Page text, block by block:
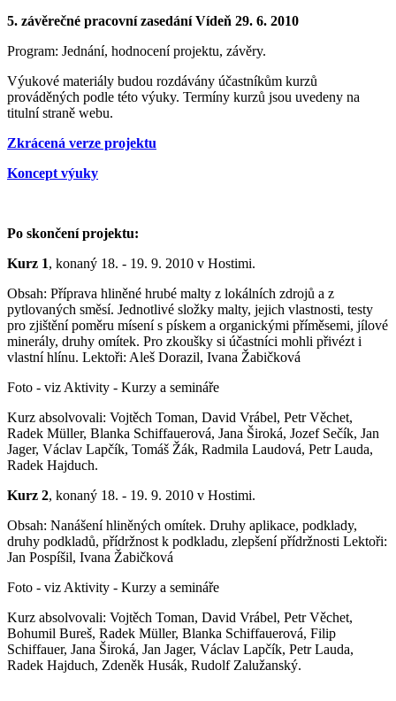
5. závěrečné pracovní zasedání Vídeň 29. 6. 2010
Program: Jednání, hodnocení projektu, závěry.
Výukové materiály budou rozdávány účastníkům kurzů
prováděných podle této výuky. Termíny kurzů jsou uvedeny na
titulní straně webu.
Zkrácená verze projektu
Koncept výuky
Po skončení projektu:
Kurz 1, konaný 18. - 19. 9. 2010 v Hostimi.
Obsah: Příprava hliněné hrubé malty z lokálních zdrojů a z
pytlovaných směsí. Jednotlivé složky malty, jejich vlastnosti, testy
pro zjištění poměru mísení s pískem a organickými příměsemi, jílové
minerály, druhy omítek. Pro zkoušky si účastníci mohli přivézt i
vlastní hlínu. Lektoři: Aleš Dorazil, Ivana Žabičková
Foto - viz Aktivity - Kurzy a semináře
Kurz absolvovali: Vojtěch Toman, David Vrábel, Petr Věchet,
Radek Müller, Blanka Schiffauerová, Jana Široká, Jozef Sečík, Jan
Jager, Václav Lapčík, Tomáš Žák, Radmila Laudová, Petr Lauda,
Radek Hajduch.
Kurz 2, konaný 18. - 19. 9. 2010 v Hostimi.
Obsah: Nanášení hliněných omítek. Druhy aplikace, podklady,
druhy podkladů, přídržnost k podkladu, zlepšení přídržnosti Lektoři:
Jan Pospíšil, Ivana Žabičková
Foto - viz Aktivity - Kurzy a semináře
Kurz absolvovali: Vojtěch Toman, David Vrábel, Petr Věchet,
Bohumil Bureš, Radek Müller, Blanka Schiffauerová, Filip
Schiffauer, Jana Široká, Jan Jager, Václav Lapčík, Petr Lauda,
Radek Hajduch, Zdeněk Husák, Rudolf Zalužanský.